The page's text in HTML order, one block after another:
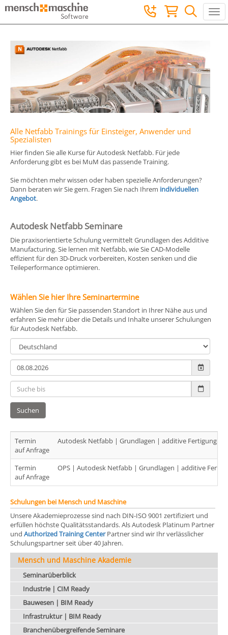
Alle Netfabb Trainings für Einsteiger, Anwender und
Spezialisten
Hier finden Sie alle Kurse für Autodesk Netfabb. Für jede
Anforderung gibt es bei MuM das passende Training.
Sie möchten mehr wissen oder haben spezielle Anforderungen?
Dann beraten wir Sie gern. Fragen Sie nach Ihrem individuellen
Angebot.
Autodesk Netfabb Seminare
Die praxisorientierte Schulung vermittelt Grundlagen des Additive
Manufacturing. Sie lernen mit Netfabb, wie Sie CAD-Modelle
effizient für den 3D-Druck vorbereiten, Kosten senken und die
Teileperformance optimieren.
Wählen Sie hier Ihre Seminartermine
Wählen Sie den für Sie passenden Standort in Ihrer Nähe aus und
erfahren Sie mehr über die Details und Inhalte unserer Schulungen
für Autodesk Netfabb.
Suchen
Termin
auf Anfrage
Autodesk Netfabb | Grundlagen | additive Fertigung |
Termin
auf Anfrage
OPS | Autodesk Netfabb | Grundlagen | additive
Schulungen bei Mensch und Maschine
Unsere Akademieprozesse sind nach DIN-ISO 9001 zertifiziert und
erfüllen höchste Qualitätsstandards. Als Autodesk Platinum Partner
und Authorized Training CenterPartner sind wir Ihr verlässlicher
Schulungspartner seit über 40 Jahren.
Mensch und Maschine Akademie
Seminarüberblick
Industrie | CIM Ready
Bauwesen | BIM Ready
Infrastruktur | BIM Ready
Branchenübergreifende Seminare